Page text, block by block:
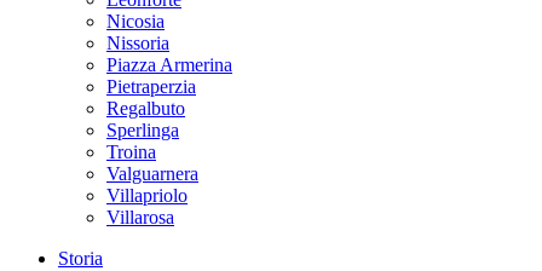
Nicosia
Nissoria
Piazza Armerina
Pietraperzia
Regalbuto
Sperlinga
Troina
Valguarnera
Villapriolo
Villarosa
Storia